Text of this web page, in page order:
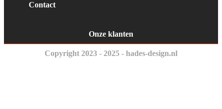
Contact
Onze klanten
Copyright 2023 - 2025 - hades-design.nl